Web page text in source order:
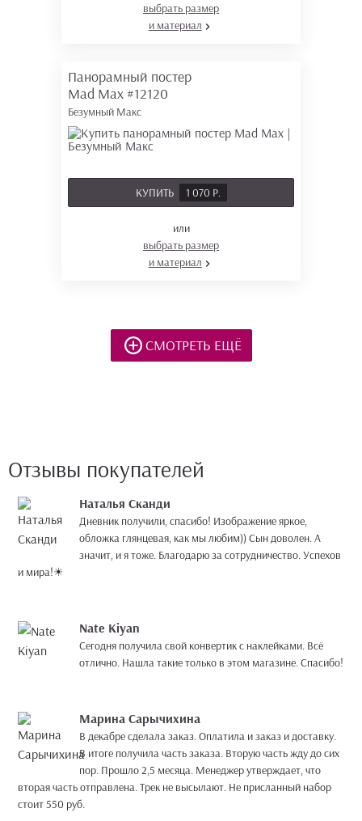
выбрать размер
и материал
Панорамный постер
Mad Max #12120
Безумный Макс
КУПИТЬ 1 070 Р.
или
выбрать размер
и материал
СМОТРЕТЬ ЕЩЁ
Отзывы покупателей
Наталья Сканди
Дневник получили, спасибо! Изображение яркое,
обложка глянцевая, как мы любим)) Сын доволен. А
значит, и я тоже. Благодарю за сотрудничество. Успехов
и мира!☀
Nate Kiyan
Сегодня получила свой конвертик с наклейками. Всё
отлично. Нашла такие только в этом магазине. Спасибо!
Марина Сарычихина
В декабре сделала заказ. Оплатила и заказ и доставку.
В итоге получила часть заказа. Вторую часть жду до сих
пор. Прошло 2,5 месяца. Менеджер утверждает, что
вторая часть отправлена. Трек не высылают. Не присланный набор
стоит 550 руб.